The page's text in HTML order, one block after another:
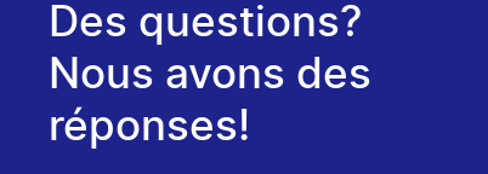
Des questions?
Nous avons des
réponses!